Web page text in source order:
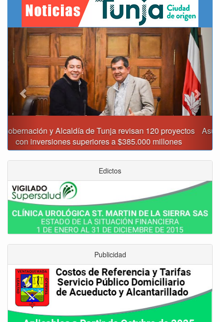
Asumió funciones nuevo secretario de Medio Ambiente de
Tunja
Previous Next
Edictos
Publicidad